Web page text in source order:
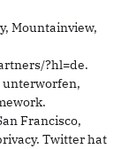
Mountainview,
?hl=de.
unterworfen,
Francisco,
Twitter hat